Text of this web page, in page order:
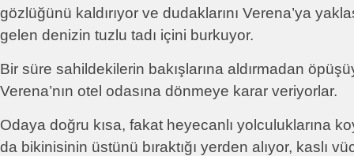
gözlüğünü kaldırıyor ve dudaklarını Verena’ya
gelen denizin tuzlu tadı içini burkuyor.
Bir süre sahildekilerin bakışlarına aldırmadan
Verena’nın otel odasına dönmeye karar veriyorlar.
Odaya doğru kısa, fakat heyecanlı yolculuklarına
da bikinisinin üstünü bıraktığı yerden alıyor, kaslı